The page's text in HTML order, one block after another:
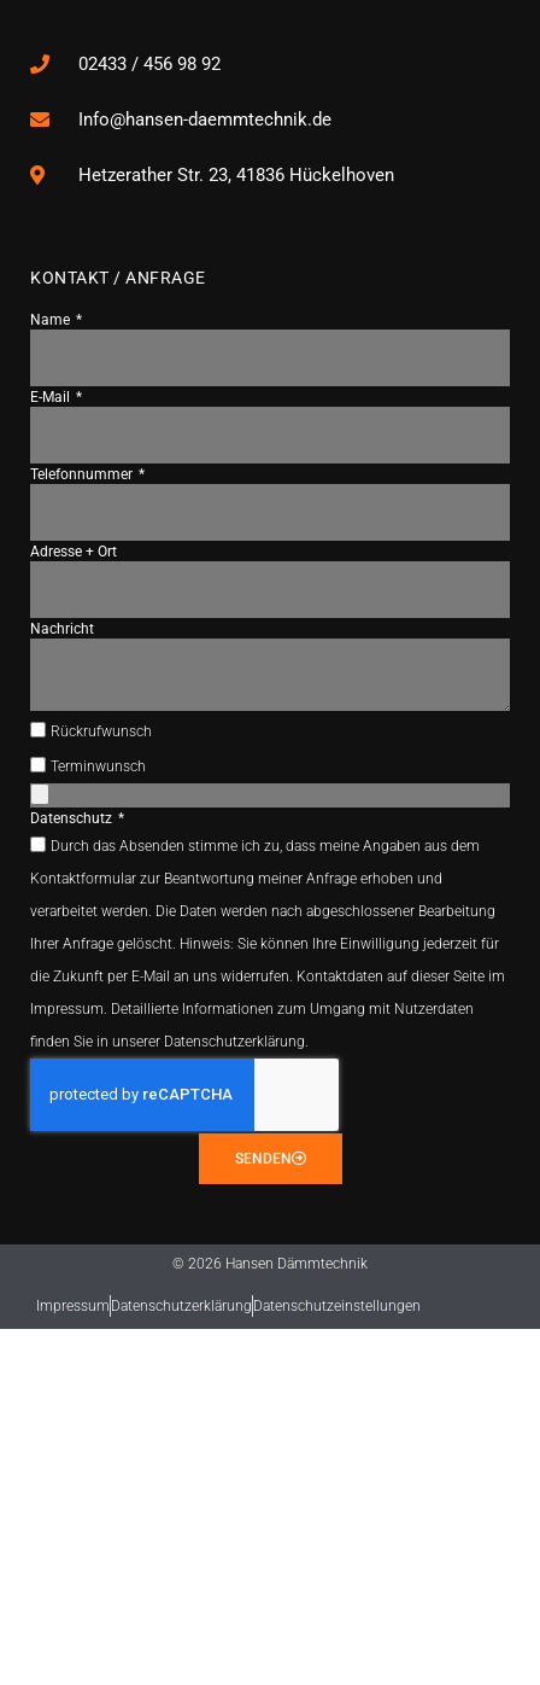
02433 / 456 98 92
Info@hansen-daemmtechnik.de
Hetzerather Str. 23, 41836 Hückelhoven
KONTAKT / ANFRAGE
Name
E-Mail
Telefonnummer
Adresse + Ort
Nachricht
Rückrufwunsch
Terminwunsch
Datenschutz
Durch das Absenden stimme ich zu, dass meine Angaben aus dem
Kontaktformular zur Beantwortung meiner Anfrage erhoben und
verarbeitet werden. Die Daten werden nach abgeschlossener Bearbeitung
Ihrer Anfrage gelöscht. Hinweis: Sie können Ihre Einwilligung jederzeit für
die Zukunft per E-Mail an uns widerrufen. Kontaktdaten auf dieser Seite im
Impressum. Detaillierte Informationen zum Umgang mit Nutzerdaten
finden Sie in unserer Datenschutzerklärung.
SENDEN
© 2026 Hansen Dämmtechnik
Impressum Datenschutzerklärung Datenschutzeinstellungen